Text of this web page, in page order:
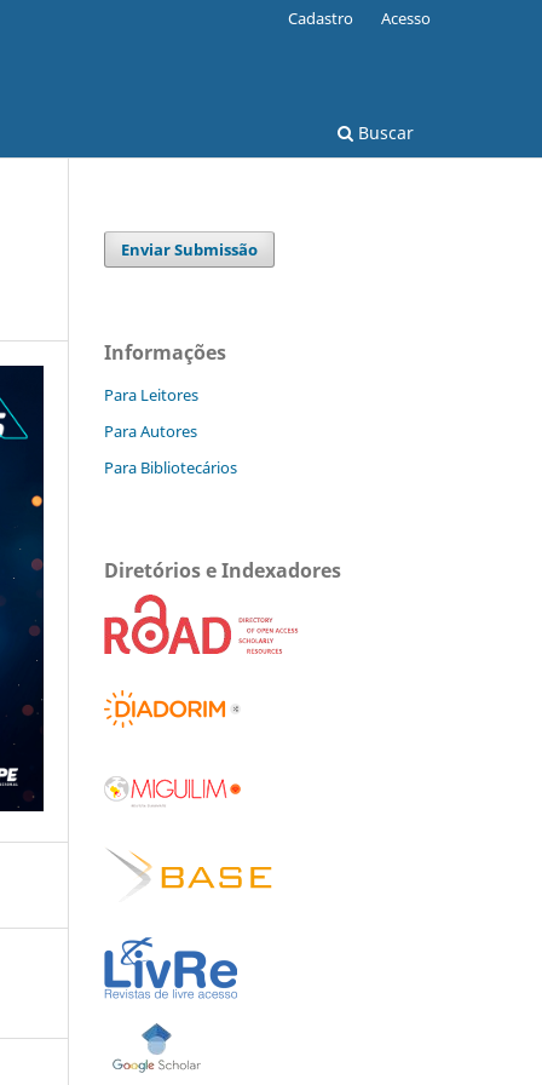
Buscar
Cadastro Acesso
Enviar Submissão
Informações
Para Leitores
Para Autores
Para Bibliotecários
Diretórios e Indexadores